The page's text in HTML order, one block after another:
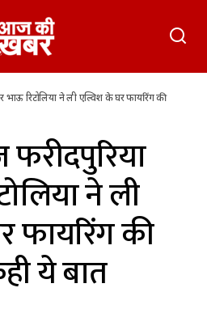
भाऊ रिटोलिया ने ली एल्विश के घर फायरिंग की
ने ली
फायरिंग की
ये बात